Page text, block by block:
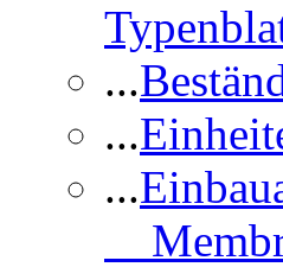
...
...
...